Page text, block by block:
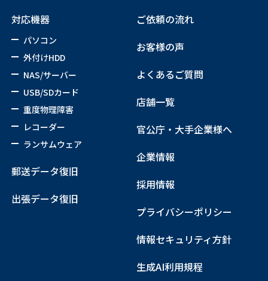
対応機器
パソコン
外付けHDD
NAS/サーバー
USB/SDカード
重度物理障害
レコーダー
ランサムウェア
郵送データ復旧
出張データ復旧
ご依頼の流れ
お客様の声
よくあるご質問
店舗一覧
官公庁・大手企業様へ
企業情報
採用情報
プライバシーポリシー
情報セキュリティ方針
生成AI利用規程